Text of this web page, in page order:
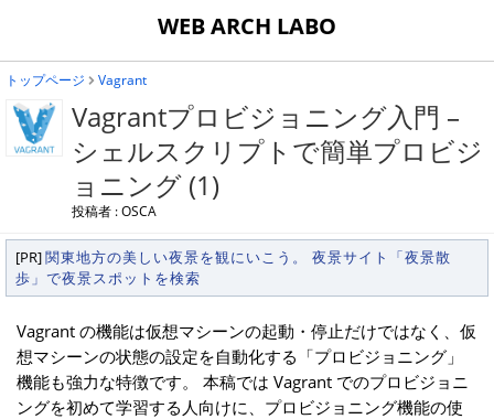
WEB ARCH LABO
トップページ Vagrant
Vagrantプロビジョニング入門 –
シェルスクリプトで簡単プロビジ
ョニング (1)
投稿者 : OSCA
[PR]関東地方の美しい夜景を観にいこう。 夜景サイト「夜景散
歩」で夜景スポットを検索
Vagrant の機能は仮想マシーンの起動・停止だけではなく、仮
想マシーンの状態の設定を自動化する「プロビジョニング」
機能も強力な特徴です。 本稿では Vagrant でのプロビジョニ
ングを初めて学習する人向けに、プロビジョニング機能の使